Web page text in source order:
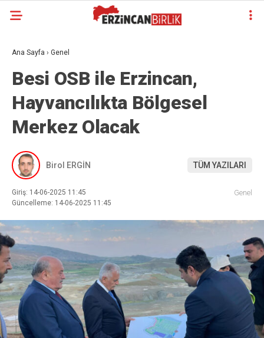
Ana Sayfa › Genel
Besi OSB ile Erzincan,
Hayvancılıkta Bölgesel
Merkez Olacak
Birol ERGİN TÜM YAZILARI
Giriş: 14-06-2025 11:45
Güncelleme: 14-06-2025 11:45
Genel